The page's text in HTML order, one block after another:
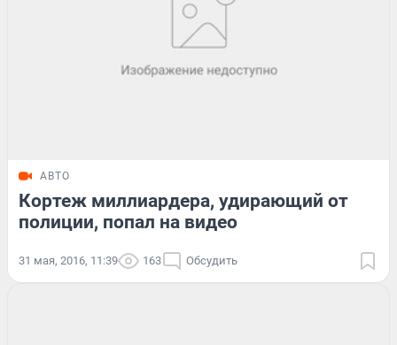
АВТО
Кортеж миллиардера, удирающий от
полиции, попал на видео
31 мая, 2016, 11:39 163 Обсудить